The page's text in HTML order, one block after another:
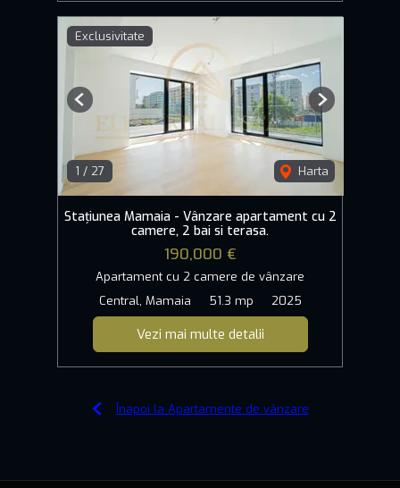
Exclusivitate
1 / 27 Harta
Previous Next
Stațiunea Mamaia - Vânzare apartament cu 2
camere, 2 bai si terasa.
190,000 €
Apartament cu 2 camere de vânzare
Central, Mamaia
51.3 mp 2025
Vezi mai multe detalii
Înapoi la Apartamente de vânzare